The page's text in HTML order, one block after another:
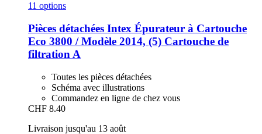
11 options
Pièces détachées Intex Épurateur à Cartouche
Eco 3800 / Modèle 2014, (5) Cartouche de
filtration A
Toutes les pièces détachées
Schéma avec illustrations
Commandez en ligne de chez vous
CHF 8.40
Livraison jusqu'au 13 août